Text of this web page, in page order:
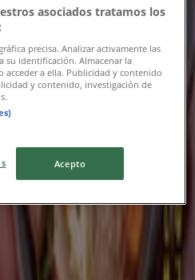
フェ メニュー
出し物
asociados tratamos los
precisa. Analizar activamente las
su identificación. Almacenar la
a ella. Publicidad y contenido
y contenido, investigación de
Acepto